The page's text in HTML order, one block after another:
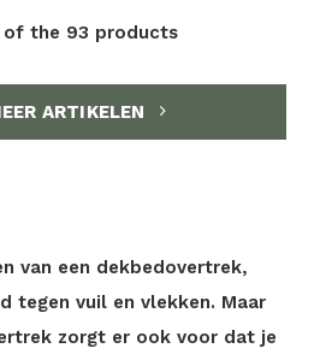
of the 93 products
ARTIKELEN
van een dekbedovertrek,
tegen vuil en vlekken. Maar
zorgt er ook voor dat je